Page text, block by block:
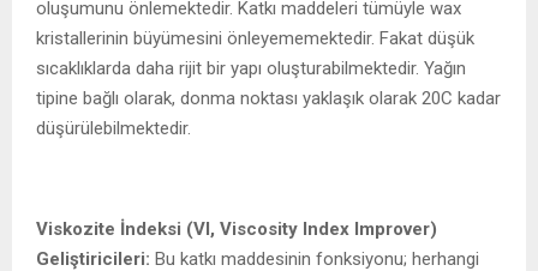
oluşumunu önlemektedir. Katkı maddeleri tümüyle wax
kristallerinin büyümesini önleyememektedir. Fakat düşük
sıcaklıklarda daha rijit bir yapı oluşturabilmektedir. Yağın
tipine bağlı olarak, donma noktası yaklaşık olarak 20C kadar
düşürülebilmektedir.
Viskozite İndeksi (VI, Viscosity Index Improver)
Geliştiricileri: Bu katkı maddesinin fonksiyonu; herhangi